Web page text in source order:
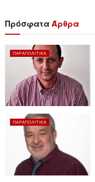
ΠρόσφαταΆρθρα
ΠΑΡΑΠΟΛΙΤΙΚΆ
ΠΑΡΑΠΟΛΙΤΙΚΆ